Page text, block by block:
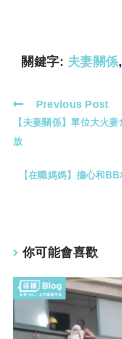
關鍵字: 夫妻關係,
Read
more
articles
Previous Post
【夫妻關係】單位大火
放
【在職媽媽】擔心和
你可能會喜歡